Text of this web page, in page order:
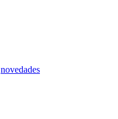
novedades